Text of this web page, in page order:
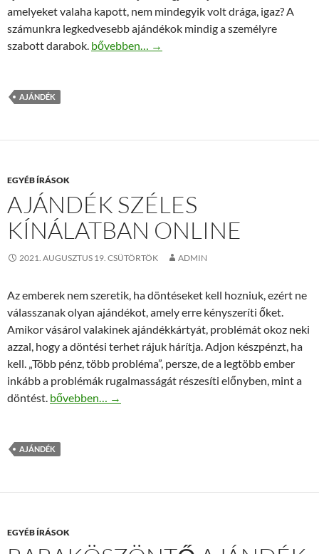
amelyeket valaha kapott, nem mindegyik volt drága, igaz? A
számunkra legkedvesebb ajándékok mindig a személyre
szabott darabok. A legjobb ajándék születésnapra
bővebben… →
AJÁNDÉK
EGYÉB ÍRÁSOK
AJÁNDÉK SZÉLES
KÍNÁLATBAN ONLINE
2021. AUGUSZTUS 19. CSÜTÖRTÖK ADMIN
Az emberek nem szeretik, ha döntéseket kell hozniuk, ezért ne
válasszanak olyan ajándékot, amely erre kényszeríti őket.
Amikor vásárol valakinek ajándékkártyát, problémát okoz neki
azzal, hogy a döntési terhet rájuk hárítja. Adjon készpénzt, ha
kell. „Több pénz, több probléma”, persze, de a legtöbb ember
inkább a problémák rugalmasságát részesíti előnyben, mint a
döntést. Ajándék széles kínálatban online
bővebben… →
AJÁNDÉK
EGYÉB ÍRÁSOK